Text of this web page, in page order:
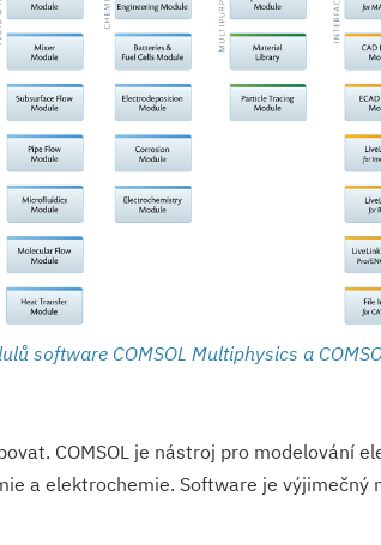
software COMSOL Multiphysics a
COMSOL je nástroj pro modelování
a elektrochemie. Software je výjimečný